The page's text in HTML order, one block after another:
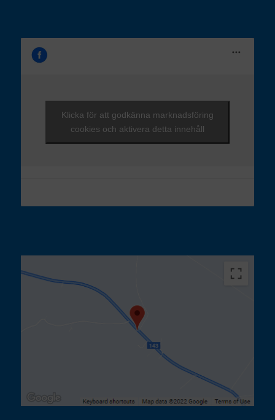
Klicka för att godkänna marknadsföring
cookies och aktivera detta innehåll